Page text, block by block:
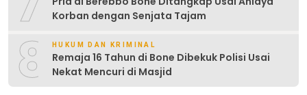
Korban dengan Senjata Tajam
8 HUKUM DAN KRIMINAL
Remaja 16 Tahun di Bone Dibekuk Polisi Usai
Nekat Mencuri di Masjid